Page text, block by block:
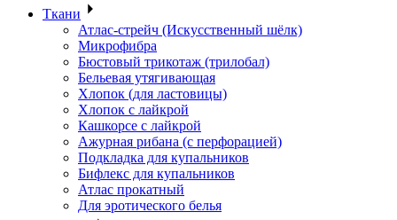
Ткани
Атлас-стрейч (Искусственный шёлк)
Микрофибра
Бюстовый трикотаж (трилобал)
Бельевая утягивающая
Хлопок (для ластовицы)
Хлопок с лайкрой
Кашкорсе с лайкрой
Ажурная рибана (с перфорацией)
Подкладка для купальников
Бифлекс для купальников
Атлас прокатный
Для эротического белья